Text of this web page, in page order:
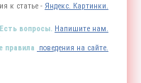
к статье - Яндекс. Картинки.
Есть вопросы. Напишите нам.
правила поведения на сайте.